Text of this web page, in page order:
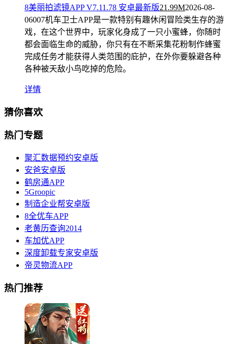
8美丽拍滤镜APP V7.11.78 安卓最新版21.99M2026-08-
06007机车卫士APP是一款特别有趣休闲冒险类生存的游
戏，在这个世界中，玩家化身成了一只小蜜蜂，你随时
都会面临生命的威胁，你只有在不断采集花粉制作蜂蜜
完成任务才能获得人类范围的庇护，在外你要躲避各种
各种被天敌小鸟吃掉的危险。
详情
猜你喜欢
热门专题
聚汇数据预约安卓版
安爸安卓版
鹤房通APP
5Groopic
制造企业帮安卓版
8全优车APP
老黄历查询2014
车加优APP
深度卸载专家安卓版
帝灵物流APP
热门推荐